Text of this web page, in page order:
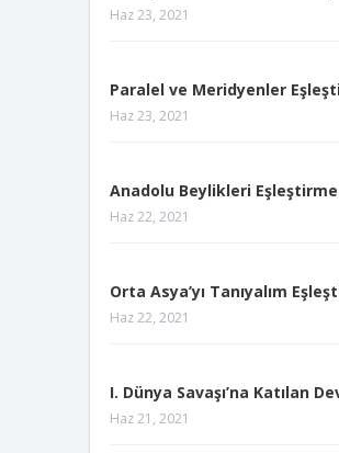
Haz 23, 2021
Paralel ve Meridyenler
Haz 23, 2021
Anadolu Beylikleri Eşleştirme
Haz 22, 2021
Orta Asya’yı Tanıyalım
Haz 22, 2021
I. Dünya Savaşı’na Katılan
Haz 21, 2021